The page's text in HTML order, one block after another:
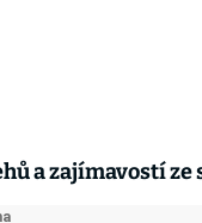
a zajímavostí ze